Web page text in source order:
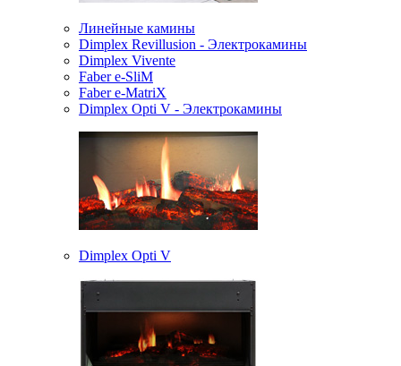
Линейные камины
Dimplex Revillusion - Электрокамины
Dimplex Vivente
Faber e-SliM
Faber e-MatriX
Dimplex Opti V - Электрокамины
Dimplex Opti V